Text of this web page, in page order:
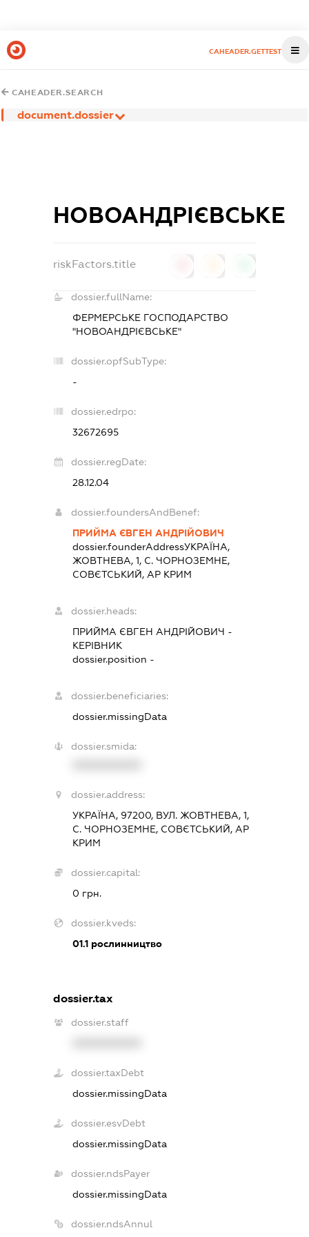
CAHEADER.GETTEST
CAHEADER.SEARCH
document.dossier
НОВОАНДРІЄВСЬКЕ
riskFactors.title
dossier.fullName:
ФЕРМЕРСЬКЕ ГОСПОДАРСТВО
"НОВОАНДРІЄВСЬКЕ"
dossier.opfSubType:
-
dossier.edrpo:
32672695
dossier.regDate:
28.12.04
dossier.foundersAndBenef:
ПРИЙМА ЄВГЕН АНДРІЙОВИЧ
dossier.founderAddressУКРАЇНА,
ЖОВТНЕВА, 1, С. ЧОРНОЗЕМНЕ,
СОВЄТСЬКИЙ, АР КРИМ
dossier.heads:
ПРИЙМА ЄВГЕН АНДРІЙОВИЧ -
КЕРІВНИК
dossier.position -
dossier.beneficiaries:
dossier.missingData
dossier.smida:
dossier.address:
УКРАЇНА, 97200, ВУЛ. ЖОВТНЕВА, 1,
С. ЧОРНОЗЕМНЕ, СОВЄТСЬКИЙ, АР
КРИМ
dossier.capital:
0 грн.
dossier.kveds:
01.1рослинництво
dossier.tax
dossier.staff
dossier.taxDebt
dossier.missingData
dossier.esvDebt
dossier.missingData
dossier.ndsPayer
dossier.missingData
dossier.ndsAnnul